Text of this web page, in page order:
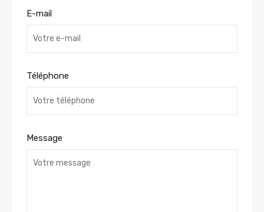
E-mail
Téléphone
Message